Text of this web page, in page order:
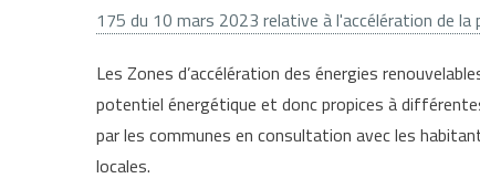
175 du 10 mars 2023 relative à l'accélération de la
Les Zones d’accélération des énergies
potentiel énergétique et donc propices à
par les communes en consultation avec les
locales.